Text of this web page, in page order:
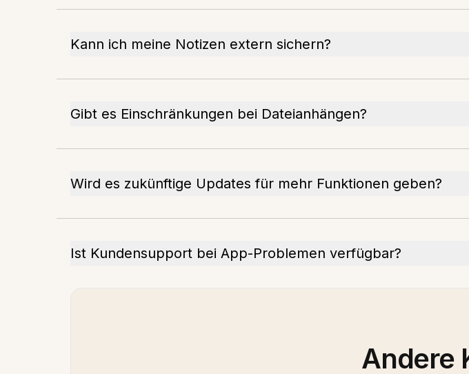
Kann ich meine Notizen extern sichern?
Gibt es Einschränkungen bei Dateianhängen?
Wird es zukünftige Updates für mehr Funktionen geben?
Ist Kundensupport bei App-Problemen verfügbar?
Andere